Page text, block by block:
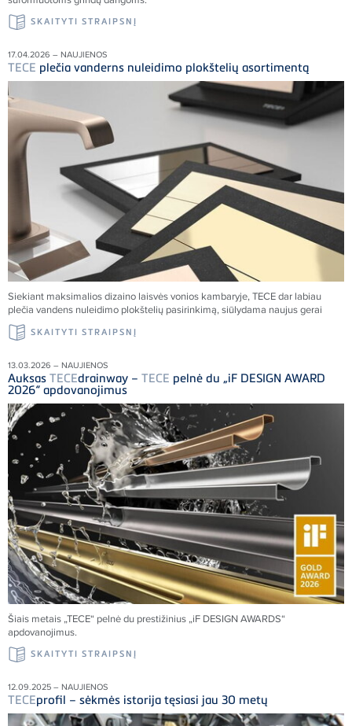
SKAITYTI STRAIPSNĮ
17.04.2026 – NAUJIENOS
TECE plečia vanderns nuleidimo plokštelių asortimentą
Siekiant maksimalios dizaino laisvės vonios kambaryje,TECEdar labiau
plečia vandens nuleidimo plokštelių pasirinkimą, siūlydama naujus gerai
SKAITYTI STRAIPSNĮ
13.03.2026 – NAUJIENOS
Auksas TECEdrainway – TECE pelnė du „iF DESIGN AWARD
2026“ apdovanojimus
Šiais metais „TECE“ pelnė du prestižinius „iF DESIGN AWARDS“
apdovanojimus.
SKAITYTI STRAIPSNĮ
12.09.2025 – NAUJIENOS
TECEprofil – sėkmės istorija tęsiasi jau 30 metų